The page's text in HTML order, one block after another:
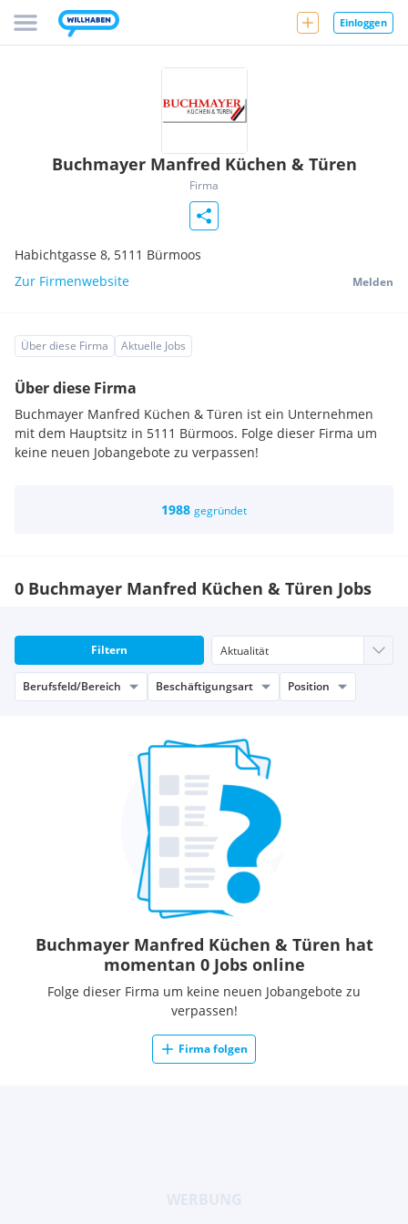
Einloggen
Buchmayer Manfred Küchen & Türen
Firma
Habichtgasse 8, 5111 Bürmoos
Zur Firmenwebsite
Melden
Über diese Firma Aktuelle Jobs
Über diese Firma
Buchmayer Manfred Küchen & Türen ist ein Unternehmen
mit dem Hauptsitz in 5111 Bürmoos. Folge dieser Firma um
keine neuen Jobangebote zu verpassen!
1988 gegründet
0 Buchmayer Manfred Küchen & Türen Jobs
Filtern
Berufsfeld/Bereich Beschäftigungsart Position
Buchmayer Manfred Küchen & Türen hat
momentan 0 Jobs online
Folge dieser Firma um keine neuen Jobangebote zu
verpassen!
Firma folgen